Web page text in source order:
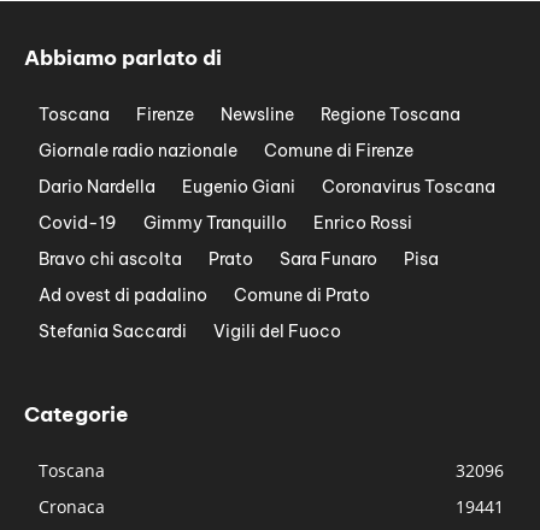
Abbiamo parlato di
Toscana Firenze Newsline
Regione Toscana
Giornale radio nazionale
Comune di Firenze
Dario Nardella
Eugenio Giani
Coronavirus Toscana
Covid-19
Gimmy Tranquillo
Enrico Rossi
Bravo chi ascolta
Prato Sara Funaro
Pisa
Ad ovest di padalino
Comune di Prato
Stefania Saccardi
Vigili del Fuoco
Categorie
Toscana
32096
Cronaca
19441